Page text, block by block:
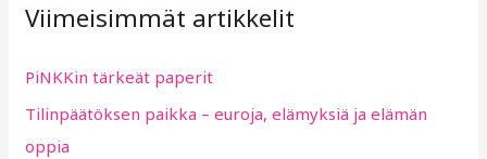
c
f
o
r
Viimeisimmät artikkelit
PiNKKin tärkeät paperit
Tilinpäätöksen paikka – euroja, elämyksiä ja elämän
oppia